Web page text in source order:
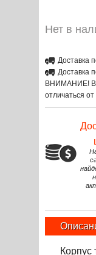
Нет в
Доставка
Доставка
ВНИМАНИЕ!
отличаться
Корпус